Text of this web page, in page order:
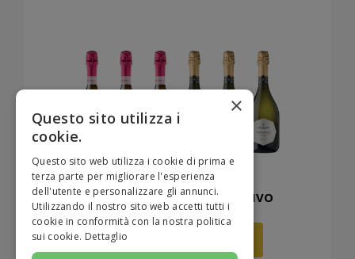
PROSECCO, IL RE DELL'APERITIVO
6 PROSECCO
€ 73,20
×
Questo sito utilizza i
cookie.
Questo sito web utilizza i cookie di prima e
terza parte per migliorare l'esperienza
dell'utente e personalizzare gli annunci.
Utilizzando il nostro sito web accetti tutti i
cookie in conformità con la nostra politica
sui cookie. Dettaglio